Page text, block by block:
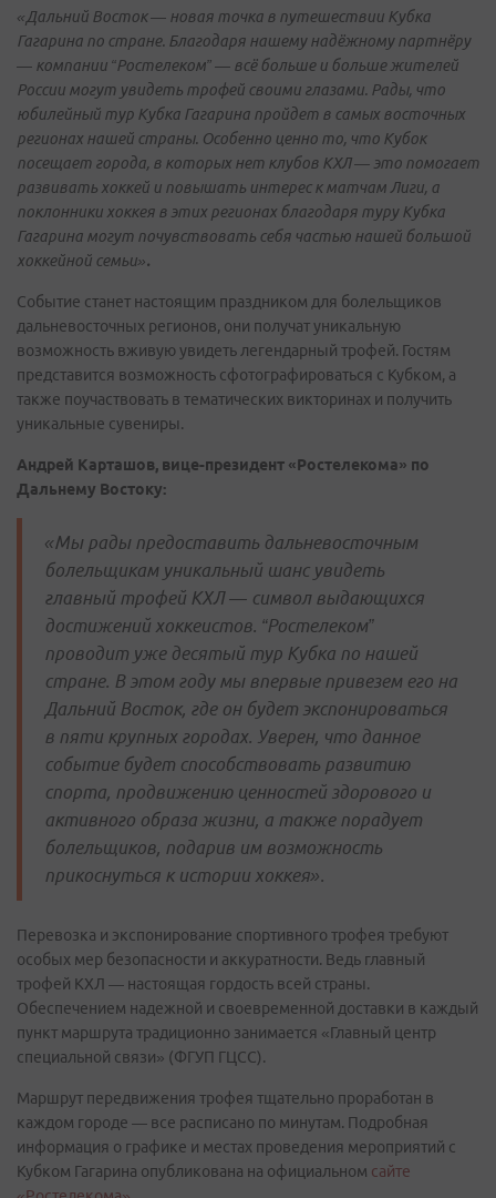
«Дальний Восток — новая точка в путешествии Кубка
Гагарина по стране. Благодаря нашему надёжному партнёру
— компании “Ростелеком” — всё больше и больше жителей
России могут увидеть трофей своими глазами. Рады, что
юбилейный тур Кубка Гагарина пройдет в самых восточных
регионах нашей страны. Особенно ценно то, что Кубок
посещает города, в которых нет клубов КХЛ — это помогает
развивать хоккей и повышать интерес к матчам Лиги, а
поклонники хоккея в этих регионах благодаря туру Кубка
Гагарина могут почувствовать себя частью нашей большой
хоккейной семьи».
Событие станет настоящим праздником для болельщиков
дальневосточных регионов, они получат уникальную
возможность вживую увидеть легендарный трофей. Гостям
представится возможность сфотографироваться с Кубком, а
также поучаствовать в тематических викторинах и получить
уникальные сувениры.
Андрей Карташов, вице-президент «Ростелекома» по
Дальнему Востоку:
«Мы рады предоставить дальневосточным
болельщикам уникальный шанс увидеть
главный трофей КХЛ — символ выдающихся
достижений хоккеистов. “Ростелеком”
проводит уже десятый тур Кубка по нашей
стране. В этом году мы впервые привезем его на
Дальний Восток, где он будет экспонироваться
в пяти крупных городах. Уверен, что данное
событие будет способствовать развитию
спорта, продвижению ценностей здорового и
активного образа жизни, а также порадует
болельщиков, подарив им возможность
прикоснуться к истории хоккея».
Перевозка и экспонирование спортивного трофея требуют
особых мер безопасности и аккуратности. Ведь главный
трофей КХЛ — настоящая гордость всей страны.
Обеспечением надежной и своевременной доставки в каждый
пункт маршрута традиционно занимается «Главный центр
специальной связи» (ФГУП ГЦСС).
Маршрут передвижения трофея тщательно проработан в
каждом городе — все расписано по минутам. Подробная
информация о графике и местах проведения мероприятий с
Кубком Гагарина опубликована на официальном сайте